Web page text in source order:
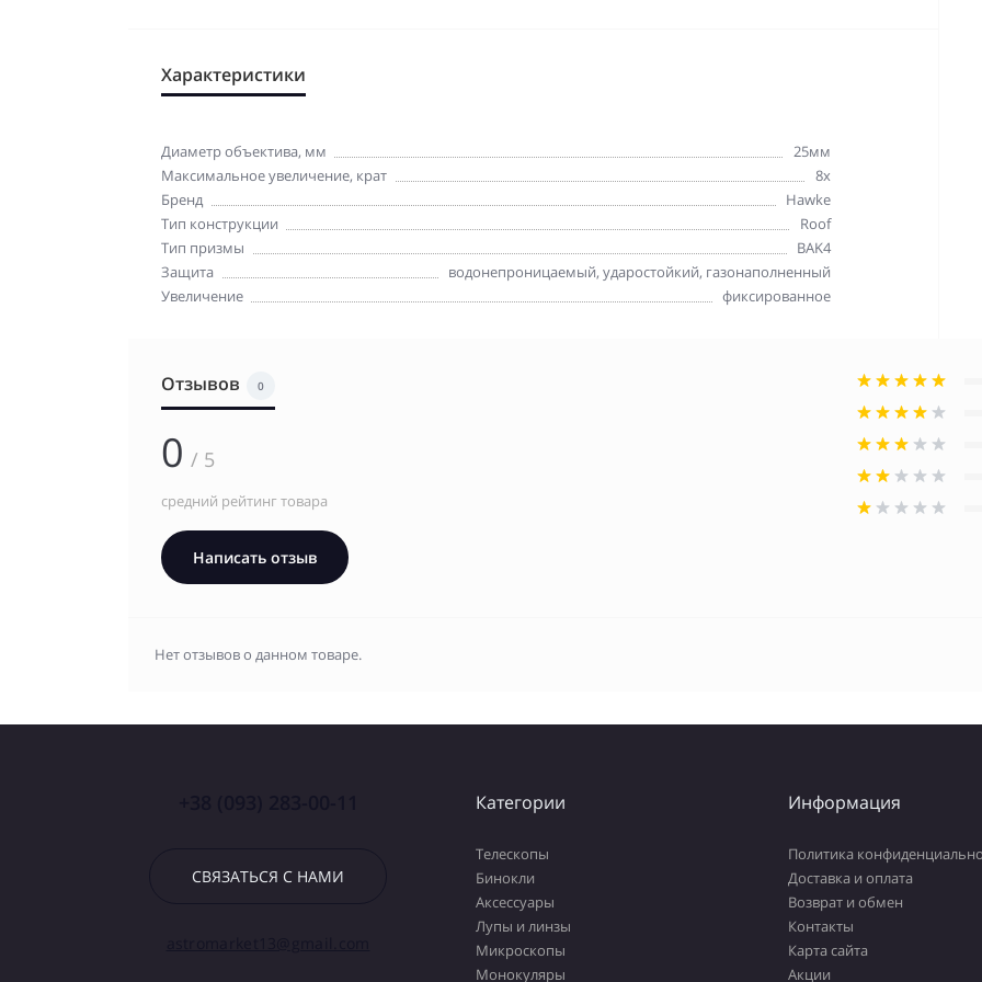
Характеристики
Диаметр объектива, мм
25мм
Максимальное увеличение, крат
8x
Бренд
Hawke
Тип конструкции
Roof
Тип призмы
BAK4
Защита
водонепроницаемый, ударостойкий, газонаполненный
Увеличение
фиксированное
Отзывов 0
0 / 5
средний рейтинг товара
Написать отзыв
Нет отзывов о данном товаре.
СВЯЗАТЬСЯ С НАМИ
Категории
Телескопы
Бинокли
Аксессуары
Лупы и линзы
Микроскопы
Монокуляры
Информация
Политика
Доставка и оплата
Возврат и обмен
Контакты
Карта сайта
Акции